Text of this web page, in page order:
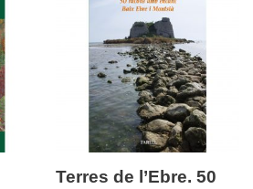
Terres de l’Ebre. 50